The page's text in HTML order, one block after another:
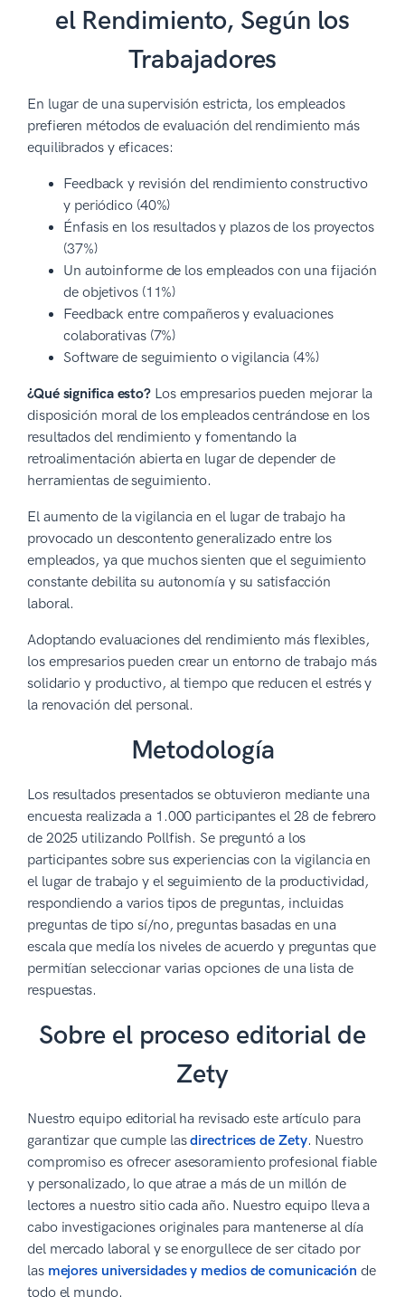
el Rendimiento, Según los
Trabajadores
En lugar de una supervisión estricta, los empleados
prefieren métodos de evaluación del rendimiento más
equilibrados y eficaces:
Feedback y revisión del rendimiento constructivo
y periódico (40%)
Énfasis en los resultados y plazos de los proyectos
(37%)
Un autoinforme de los empleados con una fijación
de objetivos (11%)
Feedback entre compañeros y evaluaciones
colaborativas (7%)
Software de seguimiento o vigilancia (4%)
¿Qué significa esto? Los empresarios pueden mejorar la
disposición moral de los empleados centrándose en los
resultados del rendimiento y fomentando la
retroalimentación abierta en lugar de depender de
herramientas de seguimiento.
El aumento de la vigilancia en el lugar de trabajo ha
provocado un descontento generalizado entre los
empleados, ya que muchos sienten que el seguimiento
constante debilita su autonomía y su satisfacción
laboral.
Adoptando evaluaciones del rendimiento más flexibles,
los empresarios pueden crear un entorno de trabajo más
solidario y productivo, al tiempo que reducen el estrés y
la renovación del personal.
Metodología
Los resultados presentados se obtuvieron mediante una
encuesta realizada a 1.000 participantes el 28 de febrero
de 2025 utilizando Pollfish. Se preguntó a los
participantes sobre sus experiencias con la vigilancia en
el lugar de trabajo y el seguimiento de la productividad,
respondiendo a varios tipos de preguntas, incluidas
preguntas de tipo sí/no, preguntas basadas en una
escala que medía los niveles de acuerdo y preguntas que
permitían seleccionar varias opciones de una lista de
respuestas.
Sobre el proceso editorial de
Zety
Nuestro equipo editorial ha revisado este artículo para
garantizar que cumple lasdirectrices de Zety. Nuestro
compromiso es ofrecer asesoramiento profesional fiable
y personalizado, lo que atrae a más de un millón de
lectores a nuestro sitio cada año. Nuestro equipo lleva a
cabo investigaciones originales para mantenerse al día
del mercado laboral y se enorgullece de ser citado por
las mejores universidades y medios de comunicación de
todo el mundo.